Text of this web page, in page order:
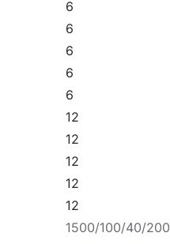
6
6
6
6
6
12
12
12
12
12
1500/100/40/200